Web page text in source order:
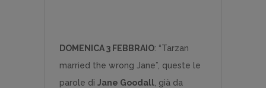
DOMENICA 3 FEBBRAIO: “Tarzan
married the wrong Jane”, queste le
parole di Jane Goodall , già da